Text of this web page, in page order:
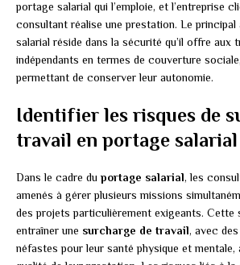
portage salarial qui l’emploie, et l’entreprise
consultant réalise une prestation. Le principal
salarial réside dans la sécurité qu’il offre aux
indépendants en termes de couverture
permettant de conserver leur autonomie.
Identifier les risques de
travail en portage salarial
Dans le cadre du portage salarial, les
amenés à gérer plusieurs missions
des projets particulièrement exigeants. Cette
entraîner une surcharge de travail, avec
néfastes pour leur santé physique et mentale,